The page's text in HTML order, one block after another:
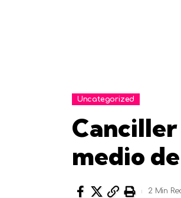
Uncategorized
Canciller
medio
2 Min